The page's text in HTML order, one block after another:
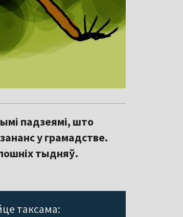
падзеямі, што
у грамадстве.
тыдняў.
таксама: